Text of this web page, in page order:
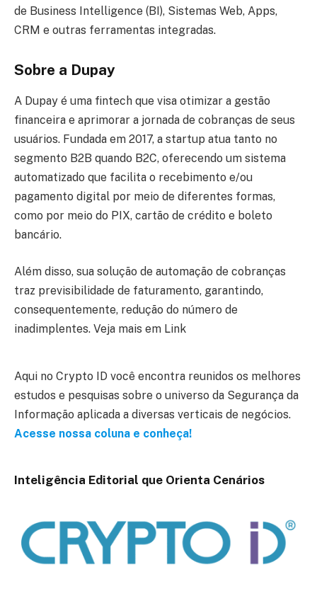
de Business Intelligence (BI), Sistemas Web, Apps,
CRM e outras ferramentas integradas.
Sobre a Dupay
A Dupay é uma fintech que visa otimizar a gestão
financeira e aprimorar a jornada de cobranças de seus
usuários. Fundada em 2017, a startup atua tanto no
segmento B2B quando B2C, oferecendo um sistema
automatizado que facilita o recebimento e/ou
pagamento digital por meio de diferentes formas,
como por meio do PIX, cartão de crédito e boleto
bancário.
Além disso, sua solução de automação de cobranças
traz previsibilidade de faturamento, garantindo,
consequentemente, redução do número de
inadimplentes. Veja mais em Link
Aqui no Crypto ID você encontra reunidos os melhores
estudos e pesquisas sobre o universo da Segurança da
Informação aplicada a diversas verticais de negócios.
Acesse nossa coluna e conheça!
Inteligência Editorial que Orienta Cenários